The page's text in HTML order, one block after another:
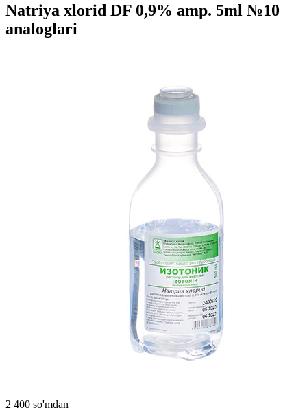
Natriya xlorid DF 0,9% amp. 5ml №10
analoglari
2 400 so'mdan